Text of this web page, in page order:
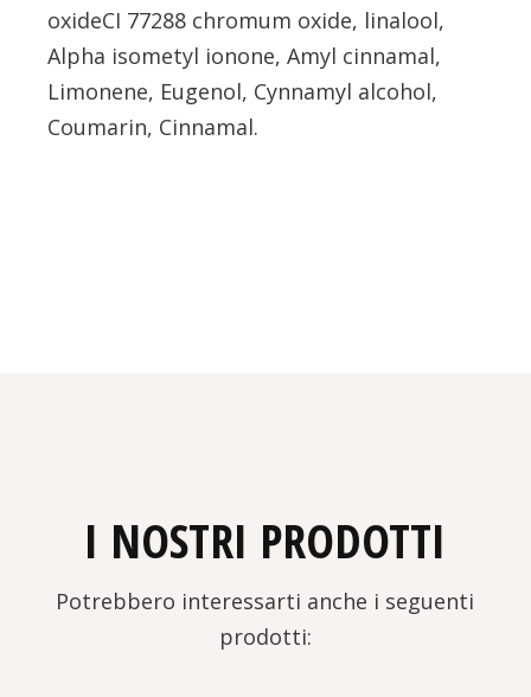
oxideCI 77288 chromum oxide, linalool,
Alpha isometyl ionone, Amyl cinnamal,
Limonene, Eugenol, Cynnamyl alcohol,
Coumarin, Cinnamal.
I NOSTRI PRODOTTI
Potrebbero interessarti anche i seguenti
prodotti: